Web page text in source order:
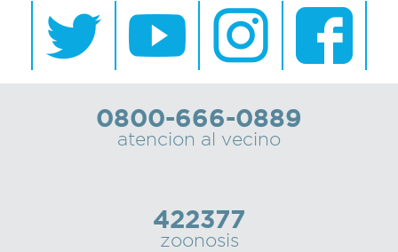
0800-666-0889
atencion al vecino
422377
zoonosis